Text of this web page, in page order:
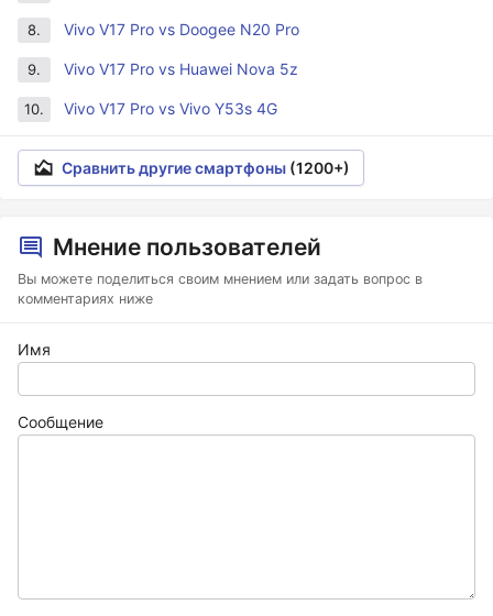
8. Vivo V17 Pro vs Doogee N20 Pro
9. Vivo V17 Pro vs Huawei Nova 5z
10. Vivo V17 Pro vs Vivo Y53s 4G
Сравнить другие смартфоны (1200+)
Мнение пользователей
Вы можете поделиться своим мнением или задать вопрос в
комментариях ниже
Имя
Сообщение